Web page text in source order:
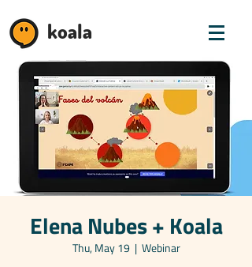
koala
Elena Nubes + Koala
Thu, May 19
  |
Webinar